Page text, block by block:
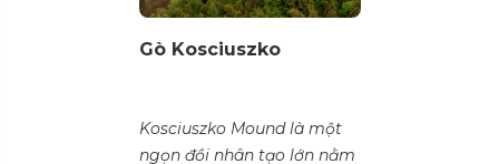
Gò Kosciuszko
Kosciuszko Mound là một
ngọn đồi nhân tạo lớn nằm